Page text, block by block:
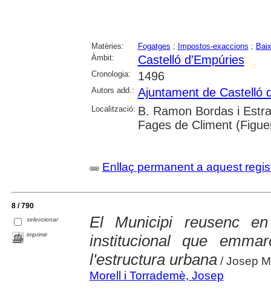
Matèries: Fogatges ; Impostos-exaccions ;
Àmbit:
Castelló d'Empúries
Cronologia: 1496
Autors add.: Ajuntament de Castelló
Localització: B. Ramon Bordas i
Fages de Climent
Enllaç permanent a aquest
8 / 790
seleccionar
imprimir
El Municipi reusenc
institucional que
l'estructura urbana/ Josep
Morell i Torrademè, Josep